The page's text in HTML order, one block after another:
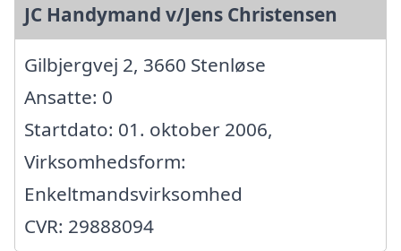
JC Handymand v/Jens Christensen
Gilbjergvej 2, 3660 Stenløse
Ansatte: 0
Startdato: 01. oktober 2006,
Virksomhedsform:
Enkeltmandsvirksomhed
CVR: 29888094